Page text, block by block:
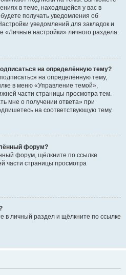
в теме, находящейся у вас в
получать уведомления об
уведомлений для закладок и
«Личные настройки» личного раздела.
на определённую тему?
на определённую тему,
в меню «Управление темой»,
части страницы просмотра тем.
мне о получении ответа» при
на соответствующую тему.
форум?
форум, щёлкните по ссылке
части страницы просмотра
в личный раздел и щёлкните по ссылке